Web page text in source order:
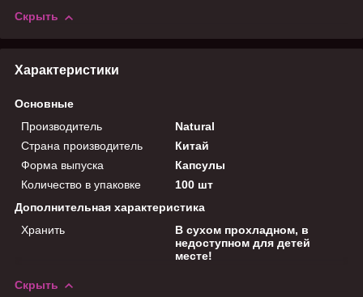
Скрыть
Характеристики
Основные
Производитель
Natural
Страна производитель
Китай
Форма выпуска
Капсулы
Количество в упаковке
100 шт
Дополнительная характеристика
Хранить
В сухом прохладном, в
недоступном для детей
месте!
Скрыть